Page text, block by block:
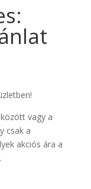
vagy a
csak a
akciós ára a